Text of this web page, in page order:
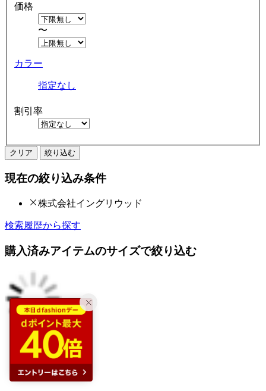
価格
〜
カラー
指定なし
割引率
クリア 絞り込む
現在の絞り込み条件
株式会社イングリウッド
検索履歴から探す
購入済みアイテムのサイズで絞り込む